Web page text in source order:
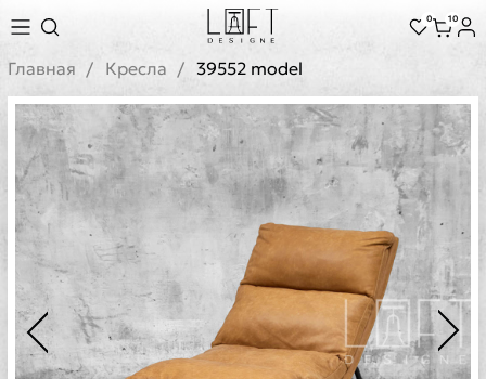
0 10
Главная Кресла 39552 model